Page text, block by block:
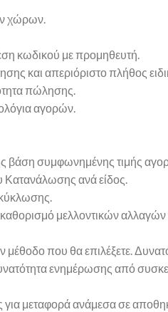
χώρων.
κωδικού με προμηθευτή.
και απεριόριστο πλήθος
πώλησης.
αγορών.
βάση συμφωνημένης τιμής
Κατανάλωσης ανά είδος.
μελλοντικών αλλαγών
που θα επιλέξετε.
ενημέρωσης από
για μεταφορά ανάμεσα σε